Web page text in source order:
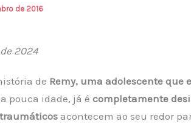
de 2016
2024
de Remy, uma adolescente que
pouca idade, já é completamente
acontecem ao seu redor